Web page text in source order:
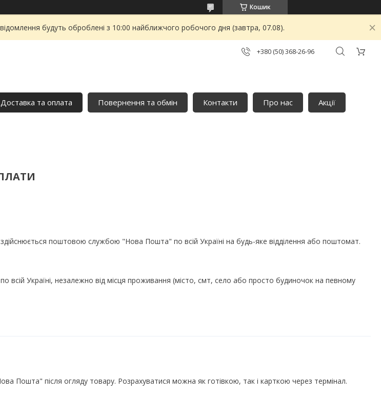
Кошик
будуть оброблені з 10:00 найближчого робочого дня (завтра, 07.08).
+380 (50) 368-26-96
Доставка та оплата Повернення та обмін Контакти Про нас Акції
поштовою службою "Нова Пошта" по всій Україні на будь-яке відділення або поштомат.
всій Україні, незалежно від місця проживання (місто, смт, село або просто будиночок на певному
Пошта" після огляду товару. Розрахуватися можна як готівкою, так і карткою через термінал.